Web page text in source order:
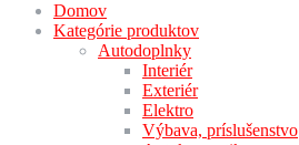
Domov
Kategórie produktov
Autodoplnky
Interiér
Exteriér
Elektro
Výbava, príslušenstvo